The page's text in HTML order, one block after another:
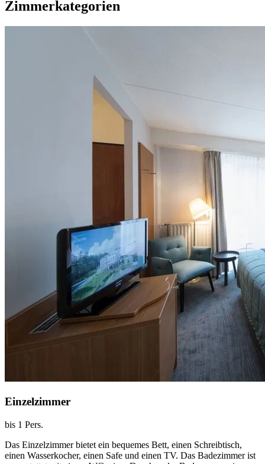
Zimmerkategorien
Einzelzimmer
bis 1 Pers.
Das Einzelzimmer bietet ein bequemes Bett, einen Schreibtisch,
einen Wasserkocher, einen Safe und einen TV. Das Badezimmer ist